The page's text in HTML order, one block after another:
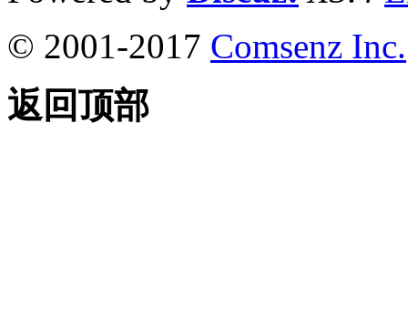
© 2001-2017 Comsenz Inc.
返回顶部